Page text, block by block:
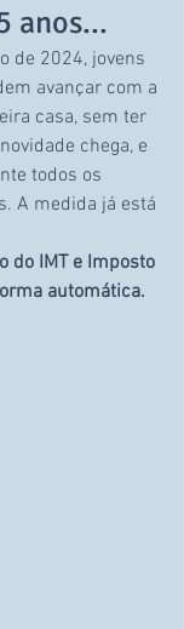
anos...
de 2024, jovens
avançar com a
casa, sem ter
chega, e
todos os
A medida já está
do IMT e Imposto
automática.